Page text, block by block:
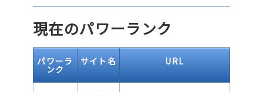
現在のパワーランク
パワーラ
ンク
サイト名 URL